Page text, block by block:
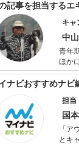
記事を担当するエ
キャ
中
青年
ほか
には
本中
ナビおすすめナビ
担当
国
「ア
とキ